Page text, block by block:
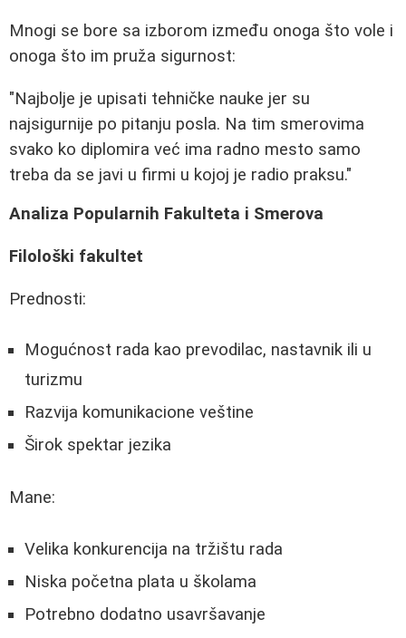
Mnogi se bore sa izborom između onoga što vole i
onoga što im pruža sigurnost:
"Najbolje je upisati tehničke nauke jer su
najsigurnije po pitanju posla. Na tim smerovima
svako ko diplomira već ima radno mesto samo
treba da se javi u firmi u kojoj je radio praksu."
Analiza Popularnih Fakulteta i Smerova
Filološki fakultet
Prednosti:
Mogućnost rada kao prevodilac, nastavnik ili u
turizmu
Razvija komunikacione veštine
Širok spektar jezika
Mane:
Velika konkurencija na tržištu rada
Niska početna plata u školama
Potrebno dodatno usavršavanje